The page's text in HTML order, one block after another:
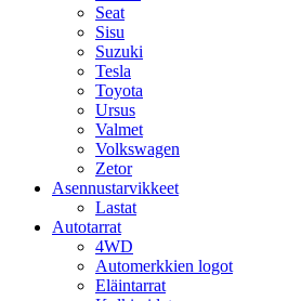
Seat
Sisu
Suzuki
Tesla
Toyota
Ursus
Valmet
Volkswagen
Zetor
Asennustarvikkeet
Lastat
Autotarrat
4WD
Automerkkien logot
Eläintarrat